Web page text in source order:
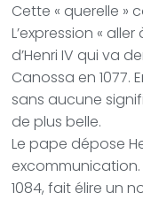
Cette « querelle »
L’expression «
d’Henri IV qui va
Canossa en 1077.
sans aucune
de plus belle.
Le pape dépose
excommunication.
1084, fait élire un